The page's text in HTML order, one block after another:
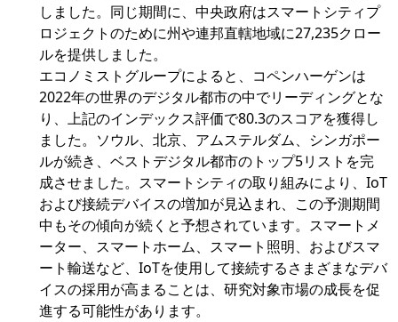
しました。同じ期間に、中央政府はスマートシティプ
ロジェクトのために州や連邦直轄地域に27,235クロー
ルを提供しました。
エコノミストグループによると、コペンハーゲンは
2022年の世界のデジタル都市の中でリーディングとな
り、上記のインデックス評価で80.3のスコアを獲得し
ました。ソウル、北京、アムステルダム、シンガポー
ルが続き、ベストデジタル都市のトップ5リストを完
成させました。スマートシティの取り組みにより、IoT
および接続デバイスの増加が見込まれ、この予測期間
中もその傾向が続くと予想されています。スマートメ
ーター、スマートホーム、スマート照明、およびスマ
ート輸送など、IoTを使用して接続するさまざまなデバ
イスの採用が高まることは、研究対象市場の成長を促
進する可能性があります。